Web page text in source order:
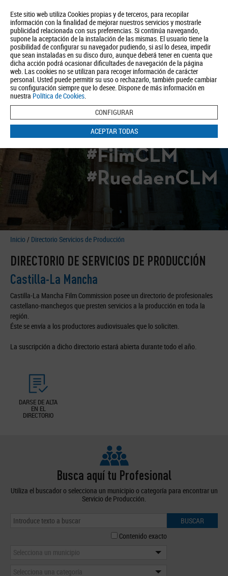
Este sitio web utiliza Cookies propias y de terceros, para recopilar
información con la finalidad de mejorar nuestros servicios y mostrarle
publicidad relacionada con sus preferencias. Si continúa navegando,
supone la aceptación de la instalación de las mismas. El usuario tiene la
posibilidad de configurar su navegador pudiendo, si así lo desea, impedir
que sean instaladas en su disco duro, aunque deberá tener en cuenta que
dicha acción podrá ocasionar dificultades de navegación de la página
web. Las cookies no se utilizan para recoger información de carácter
personal. Usted puede permitir su uso o rechazarlo, también puede cambiar
su configuración siempre que lo desee. Dispone de más información en
nuestra Política de Cookies.
CONFIGURAR
ACEPTAR TODAS
Quiénes somos Turismo Política de Privacidad Aviso Legal
Política de Cookies
BUSCAR
#FilmCLM
#RuedaenCLM
Inicio / Directorio Servicios de Producción
DIRECTORIO DE SERVICIOS DE PRODUCCIÓN
Castilla-La Mancha
Castilla-La Mancha Film Commission posee un directorio de profesionales
castellano-manchegos que presten servicios a la producción en toda la
región.
Éste se envía a los productores audiovisuales que lo soliciten.
La suscripción a dicho directorio estará abierta durante todo el año.
DARSE DE ALTA
EN EL
DIRECTORIO
Busca aquí tu Profesional
Utiliza el buscador o selecciona un municipio o categoría para encontrar un
Servicio de Producción.
BUSCAR
Contenido exacto
Selecciona un municipio
Selecciona una categoría